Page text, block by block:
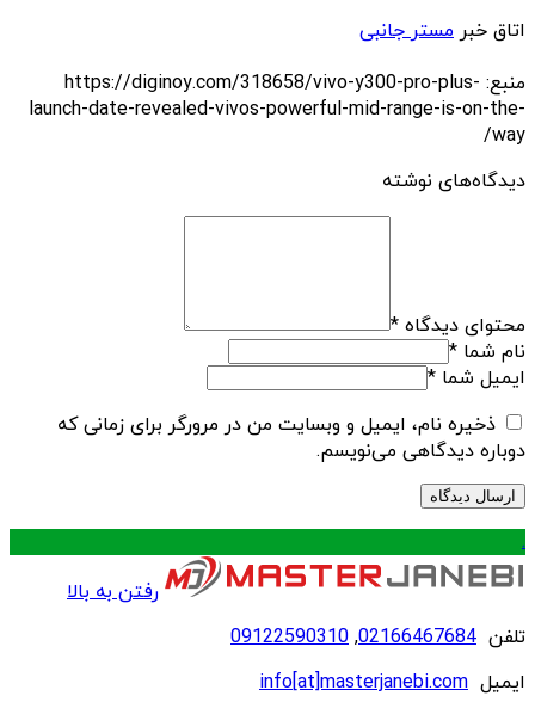
اتاق خبر مستر جانبی
منبع: https://diginoy.com/318658/vivo-y300-pro-plus-
launch-date-revealed-vivos-powerful-mid-range-is-on-the-
way/
دیدگاه‌های نوشته
محتوای دیدگاه *
نام شما *
ایمیل شما *
ذخیره نام، ایمیل و وبسایت من در مرورگر برای زمانی که
دوباره دیدگاهی می‌نویسم.
.
رفتن به بالا
تلفن 02166467684
,
09122590310
ایمیل info[at]masterjanebi.com